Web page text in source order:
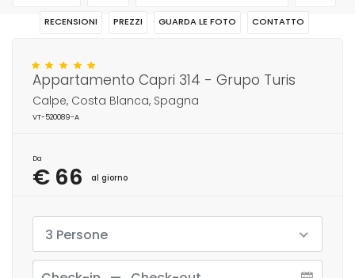
RECENSIONI PREZZI GUARDA LE FOTO CONTATTO
Appartamento Capri 314 - Grupo Turis
Calpe, Costa Blanca, Spagna
VT-520089-A
Da
€ 66 al giorno
3 Persone